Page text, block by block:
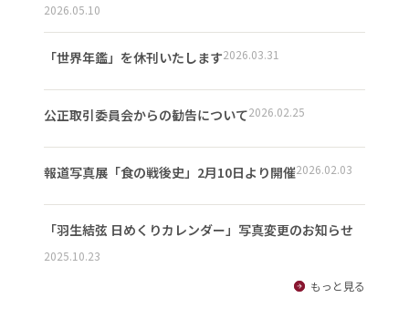
2026.05.10
「世界年鑑」を休刊いたします2026.03.31
公正取引委員会からの勧告について2026.02.25
報道写真展「食の戦後史」2月10日より開催2026.02.03
「羽生結弦 日めくりカレンダー」写真変更のお知らせ
2025.10.23
もっと見る